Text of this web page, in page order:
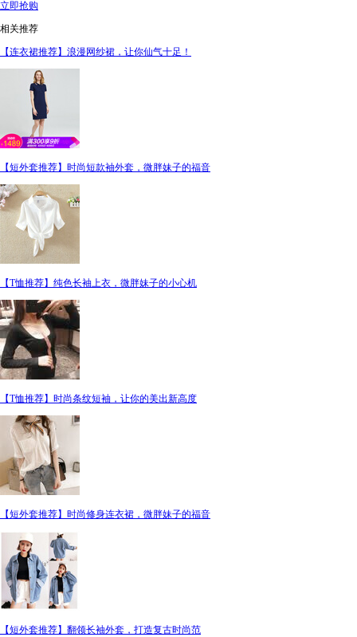
立即抢购
相关推荐
【连衣裙推荐】浪漫网纱裙，让你仙气十足！
【短外套推荐】时尚短款袖外套，微胖妹子的福音
【T恤推荐】纯色长袖上衣，微胖妹子的小心机
【T恤推荐】时尚条纹短袖，让你的美出新高度
【短外套推荐】时尚修身连衣裙，微胖妹子的福音
【短外套推荐】翻领长袖外套，打造复古时尚范